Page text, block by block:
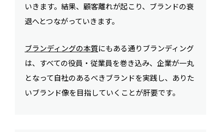
いきます。結果、顧客離れが起こり、ブランドの衰
退へとつながっていきます。
ブランディングの本質にもある通りブランディング
は、すべての役員・従業員を巻き込み、企業が一丸
となって自社のあるべきブランドを実践し、ありた
いブランド像を目指していくことが肝要です。